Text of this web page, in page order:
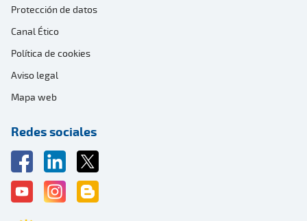
Protección de datos
Canal Ético
Política de cookies
Aviso legal
Mapa web
Redes sociales